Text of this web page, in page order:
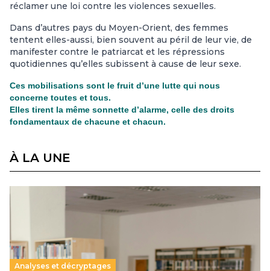
réclamer une loi contre les violences sexuelles.
Dans d’autres pays du Moyen-Orient, des femmes
tentent elles-aussi, bien souvent au péril de leur vie, de
manifester contre le patriarcat et les répressions
quotidiennes qu’elles subissent à cause de leur sexe.
Ces mobilisations sont le fruit d’une lutte qui nous
concerne toutes et tous.
Elles tirent la même sonnette d’alarme, celle des droits
fondamentaux de chacune et chacun.
À LA UNE
Analyses et décryptages